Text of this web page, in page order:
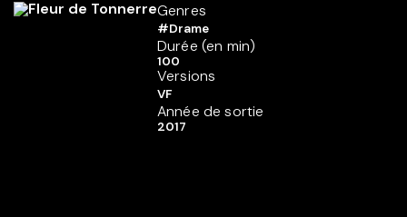
Genres
#Drame
Durée (en min)
100
Versions
VF
Année de sortie
2017